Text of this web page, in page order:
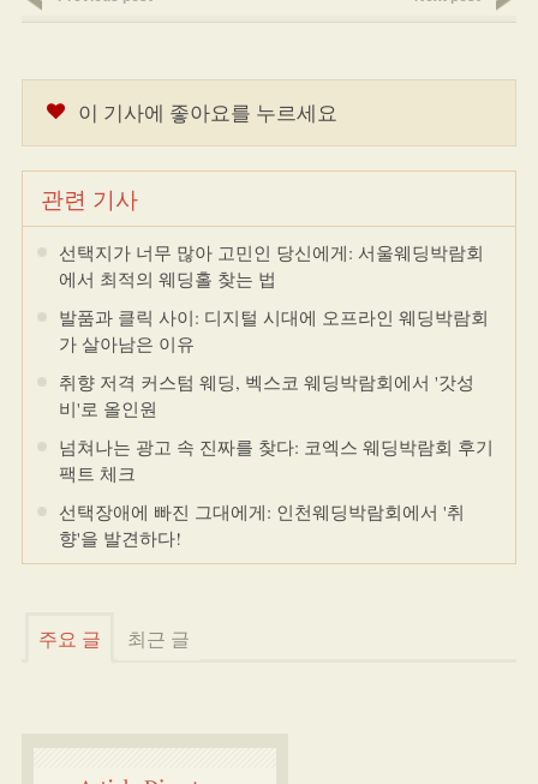
이 기사에 좋아요를 누르세요
관련 기사
선택지가 너무 많아 고민인 당신에게: 서울웨딩박람회
에서 최적의 웨딩홀 찾는 법
발품과 클릭 사이: 디지털 시대에 오프라인 웨딩박람회
가 살아남은 이유
취향 저격 커스텀 웨딩, 벡스코 웨딩박람회에서 '갓성
비'로 올인원
넘쳐나는 광고 속 진짜를 찾다: 코엑스 웨딩박람회 후기
팩트 체크
선택장애에 빠진 그대에게: 인천웨딩박람회에서 '취
향'을 발견하다!
주요 글 최근 글